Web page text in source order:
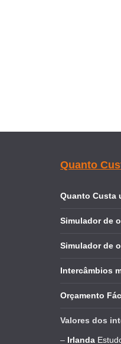
Quanto
Quanto Custa
Simulador de
Simulador de
Intercâmbios
Orçamento
Valores dos
– Irlanda